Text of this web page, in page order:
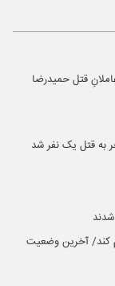
قتل حمیدرضا
کند/ آخرین وضعیت